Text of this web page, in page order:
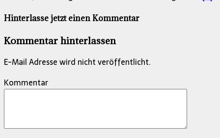
Hinterlasse jetzt einen Kommentar
Kommentar hinterlassen
E-Mail Adresse wird nicht veröffentlicht.
Kommentar